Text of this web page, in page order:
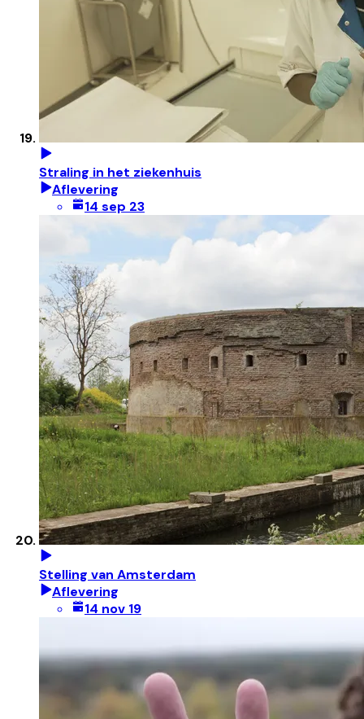
Straling in het ziekenhuis
Aflevering
14 sep 23
Stelling van Amsterdam
Aflevering
14 nov 19